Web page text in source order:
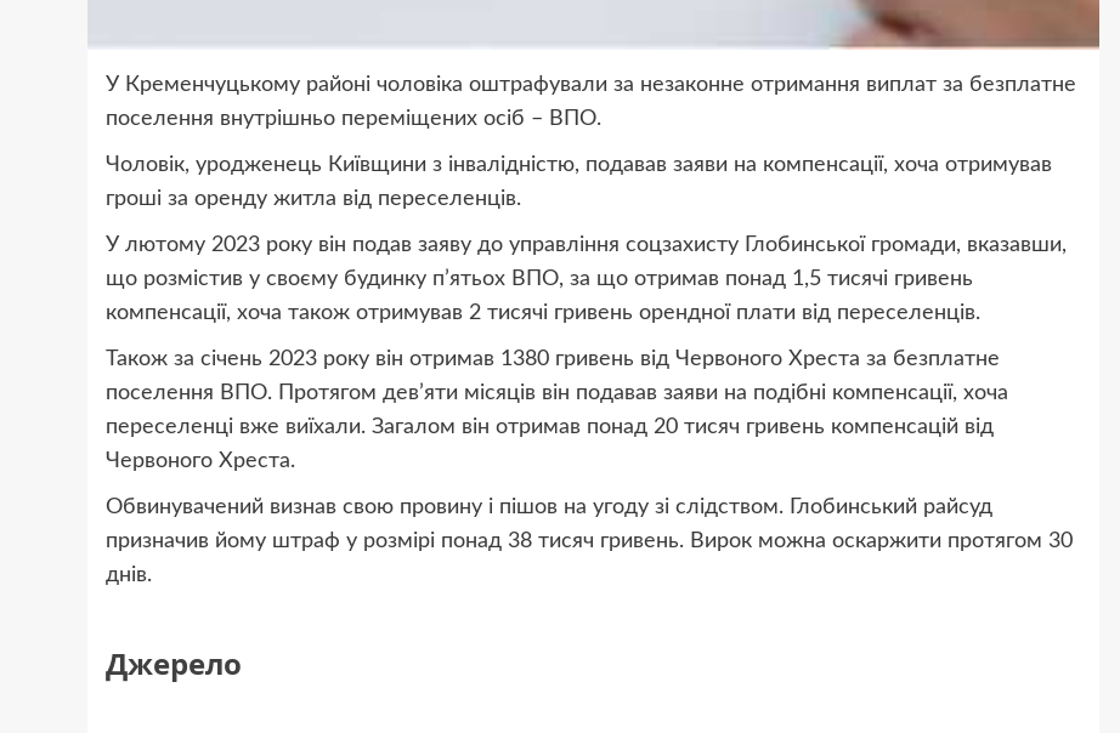
У Кременчуцькому районі чоловіка оштрафували за незаконне отримання виплат за безплатне
поселення внутрішньо переміщених осіб – ВПО.
Чоловік, уродженець Київщини з інвалідністю, подавав заяви на компенсації, хоча отримував
гроші за оренду житла від переселенців.
У лютому 2023 року він подав заяву до управління соцзахисту Глобинської громади, вказавши,
що розмістив у своєму будинку п’ятьох ВПО, за що отримав понад 1,5 тисячі гривень
компенсації, хоча також отримував 2 тисячі гривень орендної плати від переселенців.
Також за січень 2023 року він отримав 1380 гривень від Червоного Хреста за безплатне
поселення ВПО. Протягом дев’яти місяців він подавав заяви на подібні компенсації, хоча
переселенці вже виїхали. Загалом він отримав понад 20 тисяч гривень компенсацій від
Червоного Хреста.
Обвинувачений визнав свою провину і пішов на угоду зі слідством. Глобинський райсуд
призначив йому штраф у розмірі понад 38 тисяч гривень. Вирок можна оскаржити протягом 30
днів.
Джерело